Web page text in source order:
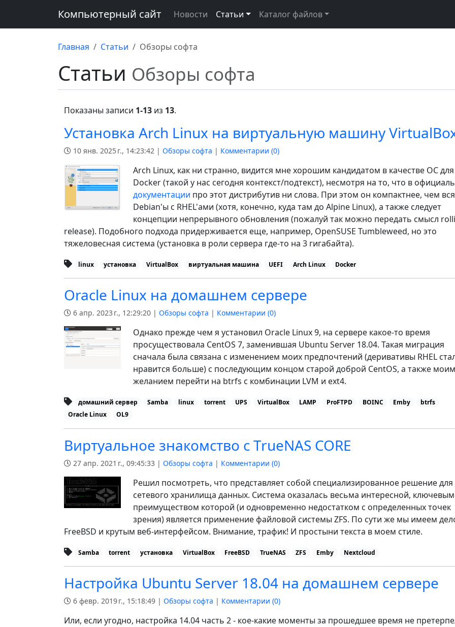
Компьютерный сайт Новости Статьи Каталог файлов
Главная Статьи Обзоры софта
Статьи Обзоры софта
Показаны записи 1-13 из 13.
Установка Arch Linux на виртуальную машину
10 янв. 2025 г., 14:23:42 | Обзоры софта | Комментарии (0)
Arch Linux, как ни странно, видится мне хорошим кандидатом в качестве ОС для
Docker (такой у нас сегодня контекст/подтекст), несмотря на то, что в
документации про этот дистрибутив ни слова. При этом он компактнее, чем
Debian'ы с RHEL'ами (хотя, конечно, куда там до Alpine Linux), а также следует
концепции непрерывного обновления (пожалуй так можно передать смысл
release). Подобного подхода придерживается еще, например, OpenSUSE Tumbleweed, но это
тяжеловесная система (установка в роли сервера где-то на 3 гигабайта).
linux установка VirtualBox виртуальная машина UEFI Arch Linux Docker
Oracle Linux на домашнем сервере
6 апр. 2023 г., 12:29:20 | Обзоры софта | Комментарии (0)
Однако прежде чем я установил Oracle Linux 9, на сервере какое-то время
просуществовала CentOS 7, заменившая Ubuntu Server 18.04. Такая миграция
сначала была связана с изменением моих предпочтений (деривативы RHEL
нравится больше) с последующим концом старой доброй CentOS, а также моим
желанием перейти на btrfs с комбинации LVM и ext4.
домашний сервер Samba linux torrent UPS VirtualBox LAMP ProFTPD BOINC Emby
btrfs
Oracle Linux
OL9
Виртуальное знакомство с TrueNAS CORE
27 апр. 2021 г., 09:45:33 | Обзоры софта | Комментарии (0)
Решил посмотреть, что представляет собой специализированное решение для
сетевого хранилища данных. Система оказалась весьма интересной, ключевым
преимуществом которой (и одновременно недостатком с определенных точек
зрения) является применение файловой системы ZFS. По сути же мы имеем
FreeBSD и крутым веб-интерфейсом. Внимание, трафик! И простыни текста в моем стиле.
Samba torrent установка VirtualBox FreeBSD TrueNAS ZFS Emby Nextcloud
Настройка Ubuntu Server 18.04 на домашнем сервере
6 февр. 2019 г., 15:18:49 | Обзоры софта | Комментарии (0)
Или, если угодно, настройка 14.04 часть 2 - кое-какие моменты за прошедшее время не